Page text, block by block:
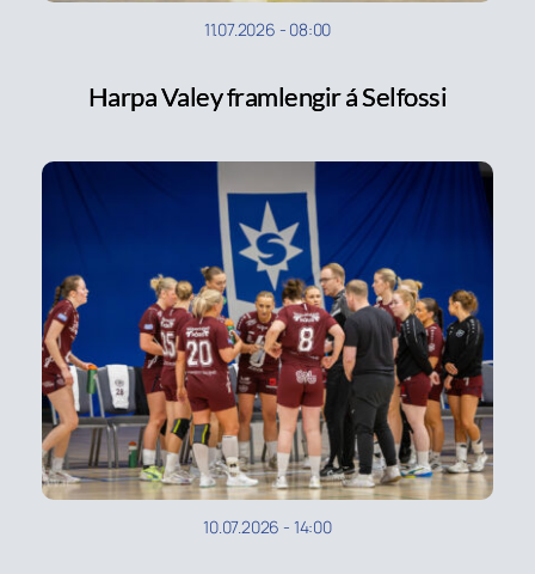
11.07.2026 - 08:00
Harpa Valey framlengir á Selfossi
10.07.2026 - 14:00